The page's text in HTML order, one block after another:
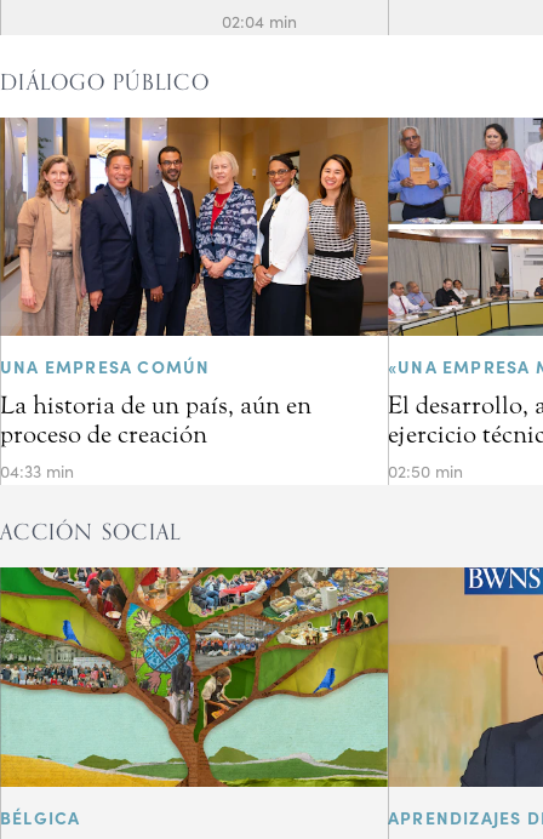
02:04 min
DIÁLOGO PÚBLICO
UNA EMPRESA COMÚN
La historia de un país, aún en
proceso de creación
04:33 min
«UNA EMPRESA
El desarrollo,
ejercicio
02:50 min
ACCIÓN SOCIAL
BÉLGICA APRENDIZAJES